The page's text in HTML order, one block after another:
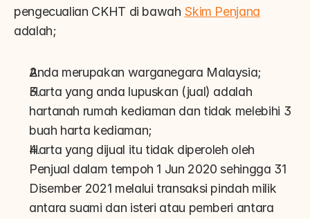
pengecualian CKHT di bawah Skim Penjana
adalah;
Anda merupakan warganegara Malaysia;
Harta yang anda lupuskan (jual) adalah
hartanah rumah kediaman dan tidak melebihi 3
buah harta kediaman;
Harta yang dijual itu tidak diperoleh oleh
Penjual dalam tempoh 1 Jun 2020 sehingga 31
Disember 2021 melalui transaksi pindah milik
antara suami dan isteri atau pemberi antara